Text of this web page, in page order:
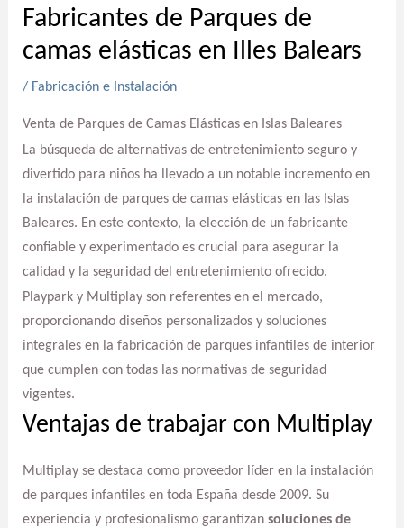
Fabricantes de Parques de
camas elásticas en Illes Balears
/ Fabricación e Instalación
Venta de Parques de Camas Elásticas en Islas Baleares
La búsqueda de alternativas de entretenimiento seguro y
divertido para niños ha llevado a un notable incremento en
la instalación de parques de camas elásticas en las Islas
Baleares. En este contexto, la elección de un fabricante
confiable y experimentado es crucial para asegurar la
calidad y la seguridad del entretenimiento ofrecido.
Playpark y Multiplay son referentes en el mercado,
proporcionando diseños personalizados y soluciones
integrales en la fabricación de parques infantiles de interior
que cumplen con todas las normativas de seguridad
vigentes.
Ventajas de trabajar con Multiplay
Multiplay se destaca como proveedor líder en la instalación
de parques infantiles en toda España desde 2009. Su
experiencia y profesionalismo garantizan soluciones de